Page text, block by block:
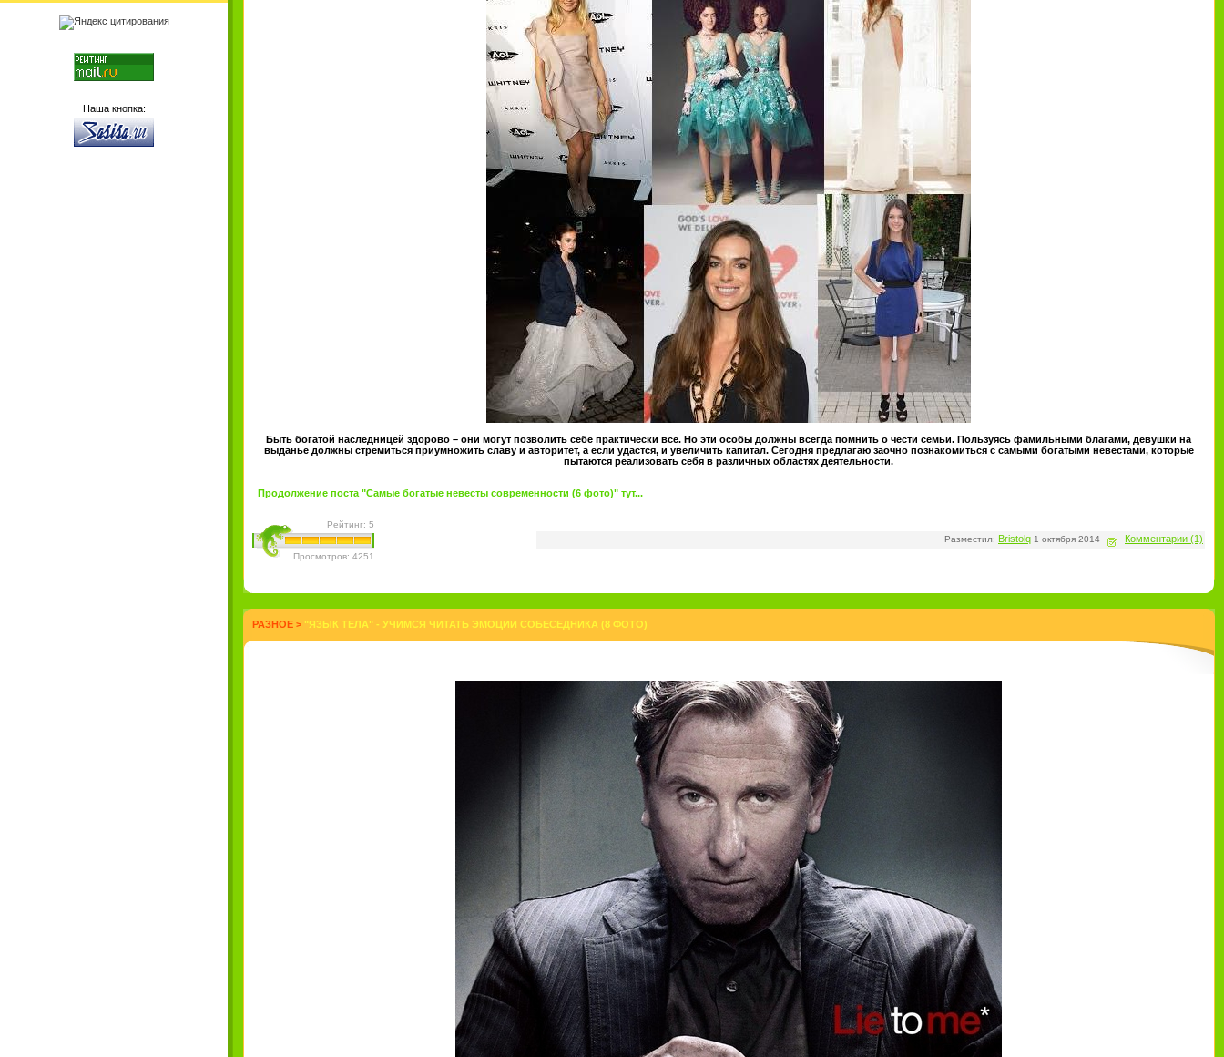
Наша кнопка:
Быть богатой наследницей здорово – они могут позволить себе практически все. Но эти особы должны всегда помнить о чести семьи. Пользуясь фамильными благами, девушки на
выданье должны стремиться приумножить славу и авторитет, а если удастся, и увеличить капитал. Сегодня предлагаю заочно познакомиться с самыми богатыми невестами, которые
пытаются реализовать себя в различных областях деятельности.
Продолжение поста "Самые богатые невесты современности (6 фото)" тут...
Рейтинг: 5
Просмотров: 4251
Разместил: Bristolq 1 октября 2014 Комментарии (1)
РАЗНОЕ > "ЯЗЫК ТЕЛА" - УЧИМСЯ ЧИТАТЬ ЭМОЦИИ СОБЕСЕДНИКА (8 ФОТО)